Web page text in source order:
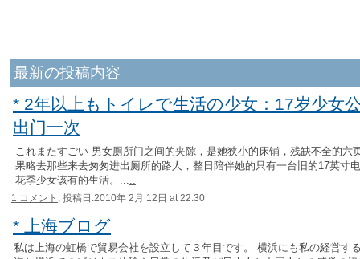
最新の投稿内容
* 2年以上もトイレで生活の少女：17岁少女
出门一次
これまたすごい 男女厕所门之间的夹隙，是她狭小的床铺，残缺不全的六
果略去那些来去匆匆进出厕所的路人，整日陪伴她的只有一台旧的17英寸
花季少女该有的生活。...
1 コメント, 投稿日:2010年 2月 12日 at 22:30
* 上海ブログ
私は上海の虹橋で貿易会社を設立して３年目です。 横浜にも私の経営す